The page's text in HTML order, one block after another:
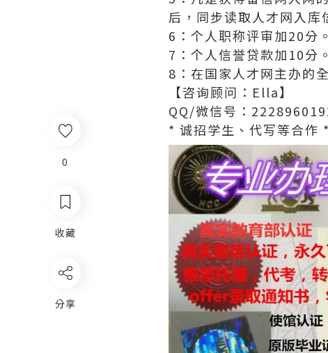
0
收藏
分享
后，同步读取人才网入库
6：个人职称评审加20分。
7：个人信誉贷款加10分。
8：在国家人才网主办的
【咨询顾问：Ella】
QQ/微信号：
* 诚招学生、代写等合作 *